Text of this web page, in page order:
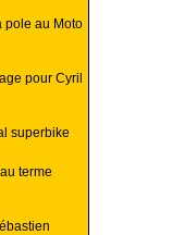
pole au Moto
pour Cyril
superbike
terme